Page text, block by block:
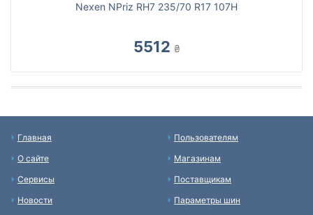
Nexen NPriz RH7 235/70 R17 107H
5512 ₴
Главная
О сайте
Сервисы
Новости
Пользователям
Магазинам
Поставщикам
Параметры шин